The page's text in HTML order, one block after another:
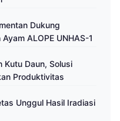
Dukung
ALOPE UNHAS-1
Kutu Daun, Solusi
Produktivitas
Unggul Hasil Iradiasi